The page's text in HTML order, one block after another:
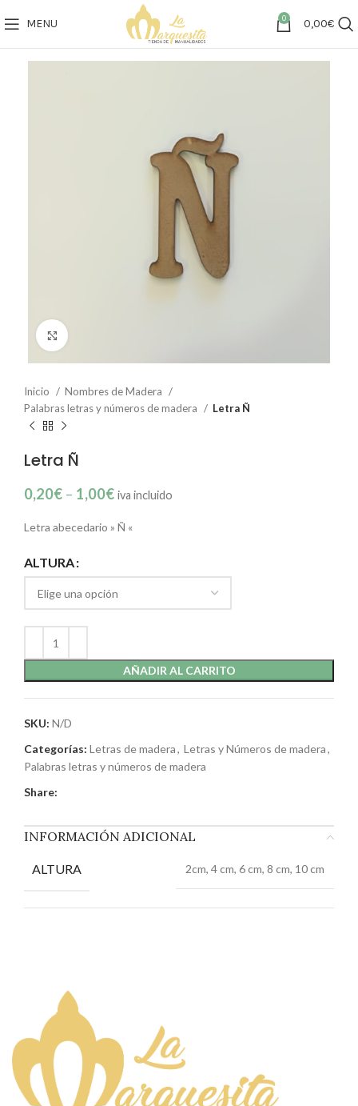
MENU 0 0,00€
Inicio
Nombres de Madera
Palabras letras y números de madera
Letra Ñ
Letra Ñ
0,20€ – 1,00€ iva incluido
Letra abecedario » Ñ «
ALTURA
AÑADIR AL CARRITO
SKU: N/D
Categorías: Letras de madera, Letras y Números de madera,
Palabras letras y números de madera
Share:
INFORMACIÓN ADICIONAL
ALTURA 2cm, 4 cm, 6 cm, 8 cm, 10 cm